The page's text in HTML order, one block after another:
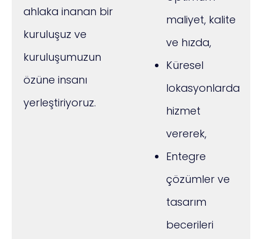
ahlaka inanan bir
kuruluşuz ve
kuruluşumuzun
özüne insanı
yerleştiriyoruz.
maliyet, kalite
ve hızda,
Küresel
lokasyonlarda
hizmet
vererek,
Entegre
çözümler ve
tasarım
becerileri